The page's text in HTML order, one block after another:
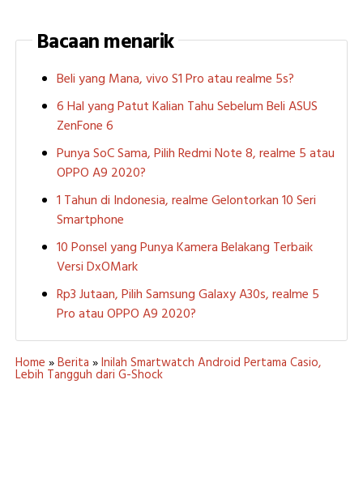
Bacaan menarik
Beli yang Mana, vivo S1 Pro atau realme 5s?
6 Hal yang Patut Kalian Tahu Sebelum Beli ASUS
ZenFone 6
Punya SoC Sama, Pilih Redmi Note 8, realme 5 atau
OPPO A9 2020?
1 Tahun di Indonesia, realme Gelontorkan 10 Seri
Smartphone
10 Ponsel yang Punya Kamera Belakang Terbaik
Versi DxOMark
Rp3 Jutaan, Pilih Samsung Galaxy A30s, realme 5
Pro atau OPPO A9 2020?
Home »Berita »Inilah Smartwatch Android Pertama Casio,
Lebih Tangguh dari G-Shock